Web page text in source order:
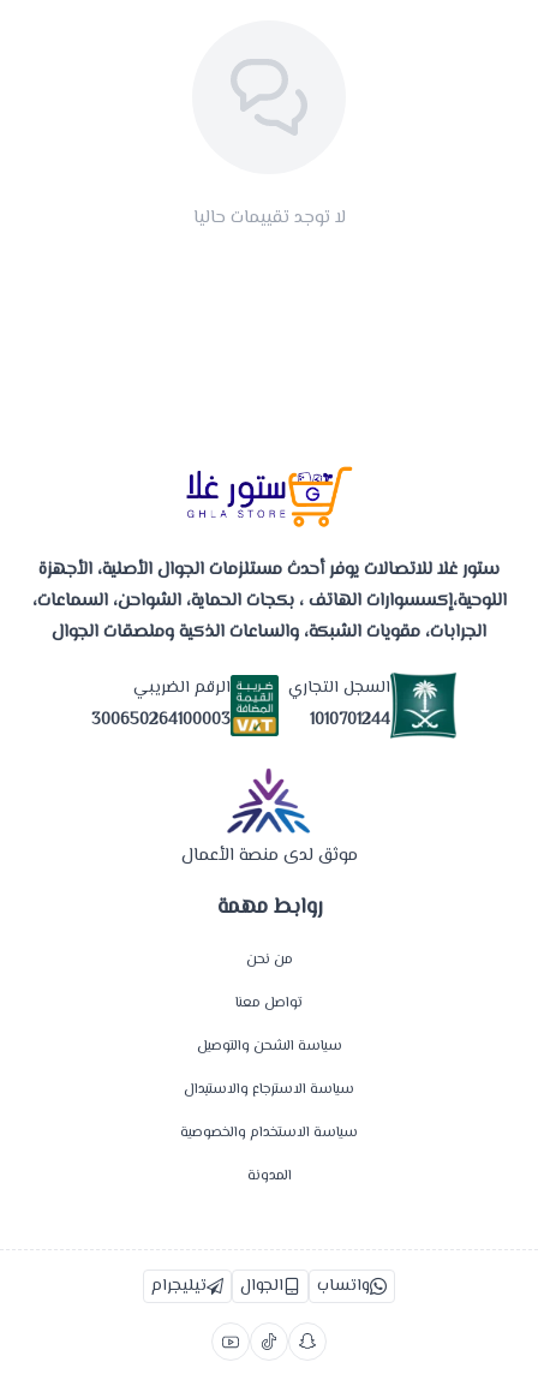
لا توجد تقييمات حاليا
روابط مهمة
من نحن
تواصل معنا
سياسة الشحن والتوصيل
سياسة الاسترجاع والاستبدال
سياسة الاستخدام والخصوصية
المدونة
ستور غلا للاتصالات يوفر أحدث مستلزمات الجوال الأصلية، الأجهزة
اللوحية،إكسسوارات الهاتف ، بكجات الحماية، الشواحن، السماعات،
الجرابات، مقويات الشبكة، والساعات الذكية وملصقات الجوال
السجل التجاري
1010701244
الرقم الضريبي
300650264100003
موثق لدى منصة الأعمال
واتساب الجوال تيليجرام